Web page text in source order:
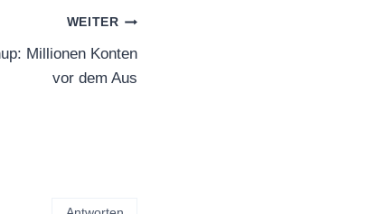
WEITER
Millionen Konten
vor dem Aus